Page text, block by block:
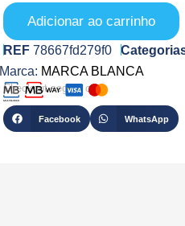
Adicionar ao carrinho
REF78667fd279f0
Marca: MARCA BLANCA
Checkout seguro com
Facebook WhatsApp